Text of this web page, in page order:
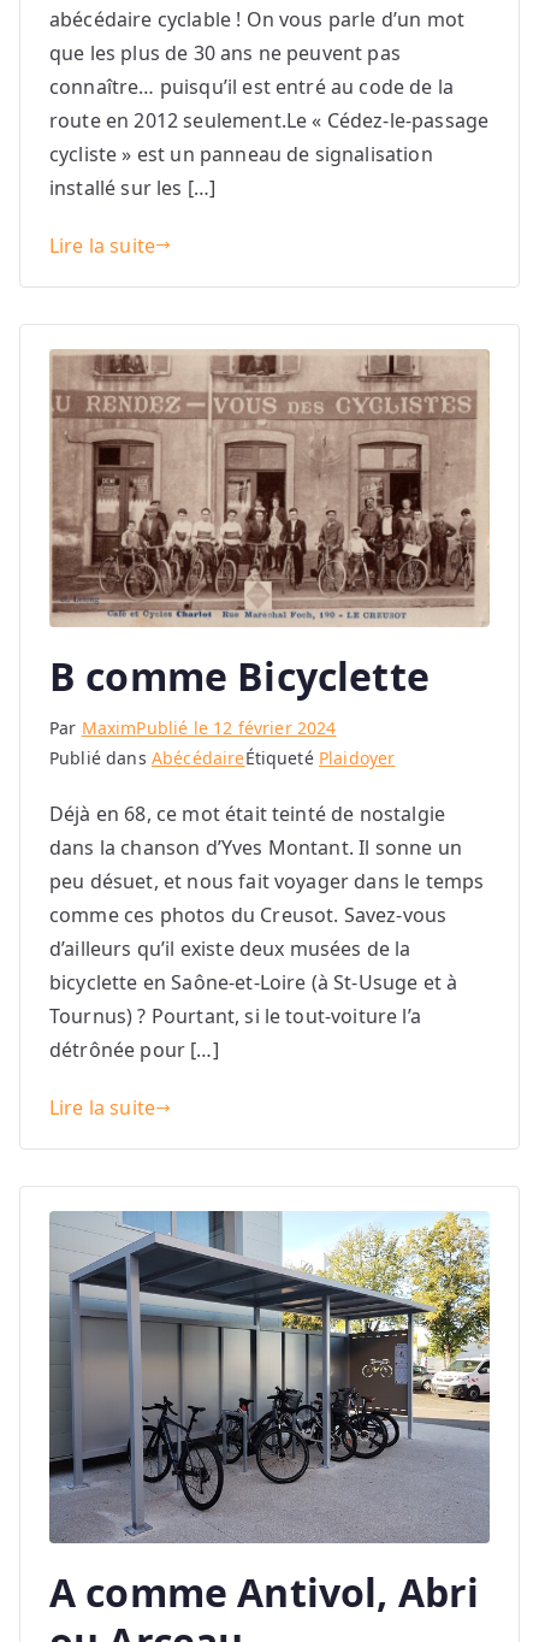
abécédaire cyclable ! On vous parle d’un mot
que les plus de 30 ans ne peuvent pas
connaître… puisqu’il est entré au code de la
route en 2012 seulement.Le « Cédez-le-passage
cycliste » est un panneau de signalisation
installé sur les […]
Lire la suite
B comme Bicyclette
Par MaximPublié le 12 février 2024
Publié dans AbécédaireÉtiqueté Plaidoyer
Déjà en 68, ce mot était teinté de nostalgie
dans la chanson d’Yves Montant. Il sonne un
peu désuet, et nous fait voyager dans le temps
comme ces photos du Creusot. Savez-vous
d’ailleurs qu’il existe deux musées de la
bicyclette en Saône-et-Loire (à St-Usuge et à
Tournus) ? Pourtant, si le tout-voiture l’a
détrônée pour […]
Lire la suite
A comme Antivol, Abri